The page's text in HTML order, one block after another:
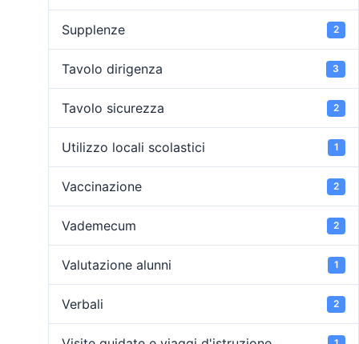
Supplenze 2
Tavolo dirigenza 3
Tavolo sicurezza 2
Utilizzo locali scolastici 1
Vaccinazione 2
Vademecum 2
Valutazione alunni 1
Verbali 2